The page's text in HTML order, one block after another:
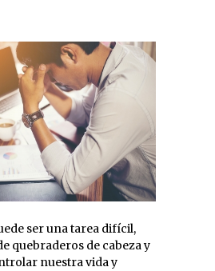
ser una tarea difícil,
quebraderos de cabeza y
nuestra vida y